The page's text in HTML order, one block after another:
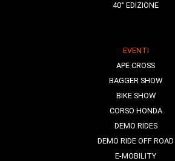
40° EDIZIONE
EVENTI
APE CROSS
BAGGER SHOW
BIKE SHOW
CORSO HONDA
DEMO RIDES
DEMO RIDE OFF ROAD
E-MOBILITY